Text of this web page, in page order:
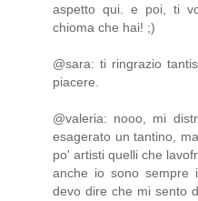
aspetto qui. e poi, ti
chioma che hai! ;)
@sara: ti ringrazio
piacere.
@valeria: nooo, mi
esagerato un tantino,
po' artisti quelli che
anche io sono sempre
devo dire che mi sento